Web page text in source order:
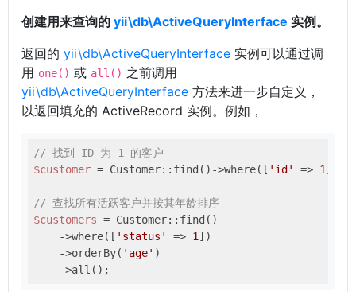
创建用来查询的 yii\db\ActiveQueryInterface 实例。
返回的 yii\db\ActiveQueryInterface 实例可以通过调
用 one() 或 all() 之前调用
yii\db\ActiveQueryInterface 方法来进一步自定义，
以返回填充的 ActiveRecord 实例。例如，
// 找到 ID 为 1 的客户
$customer = Customer::find()->where([ 'id' => 1 ])-
// 查找所有活跃客户并按其年龄排序
$customers = Customer::find()
    ->where([
'status' => 1 ])
    ->orderBy(
'age' )